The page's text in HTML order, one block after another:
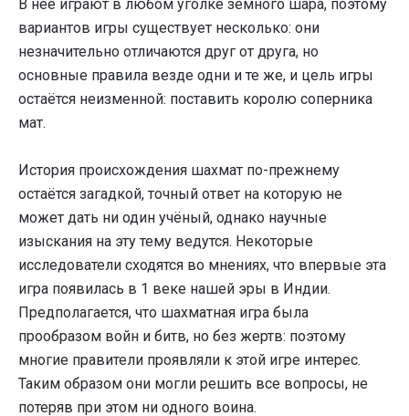
В неё играют в любом уголке земного шара, поэтому
вариантов игры существует несколько: они
незначительно отличаются друг от друга, но
основные правила везде одни и те же, и цель игры
остаётся неизменной: поставить королю соперника
мат.
История происхождения шахмат по-прежнему
остаётся загадкой, точный ответ на которую не
может дать ни один учёный, однако научные
изыскания на эту тему ведутся. Некоторые
исследователи сходятся во мнениях, что впервые эта
игра появилась в 1 веке нашей эры в Индии.
Предполагается, что шахматная игра была
прообразом войн и битв, но без жертв: поэтому
многие правители проявляли к этой игре интерес.
Таким образом они могли решить все вопросы, не
потеряв при этом ни одного воина.